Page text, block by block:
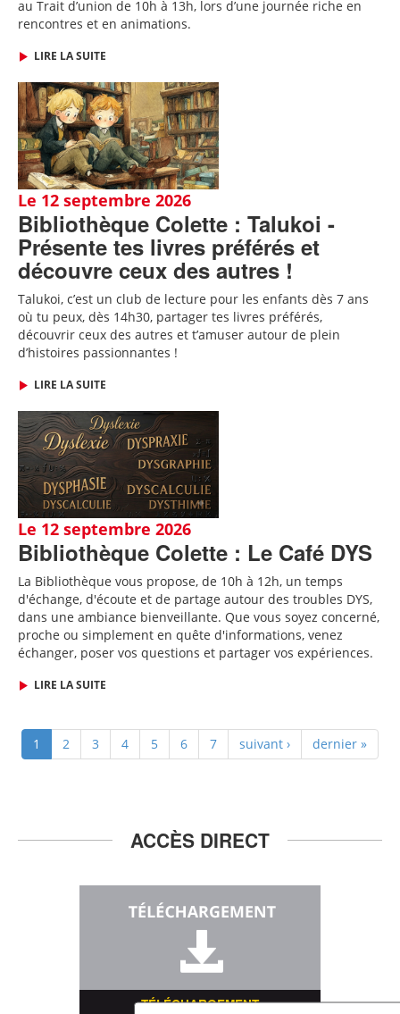
au Trait d’union de 10h à 13h, lors d’une journée riche en
rencontres et en animations.
LIRE LA SUITE
Le 12 septembre 2026
Bibliothèque Colette : Talukoi -
Présente tes livres préférés et
découvre ceux des autres !
Talukoi, c’est un club de lecture pour les enfants dès 7 ans
où tu peux, dès 14h30, partager tes livres préférés,
découvrir ceux des autres et t’amuser autour de plein
d’histoires passionnantes !
LIRE LA SUITE
Le 12 septembre 2026
Bibliothèque Colette : Le Café DYS
La Bibliothèque vous propose, de 10h à 12h, un temps
d'échange, d'écoute et de partage autour des troubles DYS,
dans une ambiance bienveillante. Que vous soyez concerné,
proche ou simplement en quête d'informations, venez
échanger, poser vos questions et partager vos expériences.
LIRE LA SUITE
1 2 3 4 5 6 7 suivant › dernier »
ACCÈS DIRECT
TÉLÉCHARGEMENT